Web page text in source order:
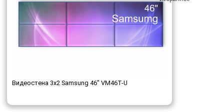
Видеостена 3x2 Samsung 46" VM46T-U